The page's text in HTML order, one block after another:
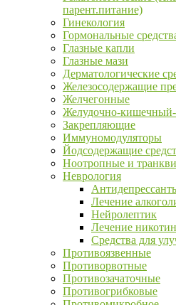
парент.питание)
Гинекология
Гормональные
Глазные капли
Глазные мази
Дерматологические
Железосодержащие
Желчегонные
Желудочно-кишечный-
Закрепляющие
Иммуномодуляторы
Йодсодержащие
Ноотропные и
Неврология
Лечение
Нейролептик
Лечение
Средства для
Противоязвенные
Противорвотные
Противозачаточные
Противогрибковые